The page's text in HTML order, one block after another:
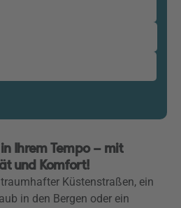
Ihrem Tempo – mit
und Komfort!
Küstenstraßen, ein
in den Bergen oder ein